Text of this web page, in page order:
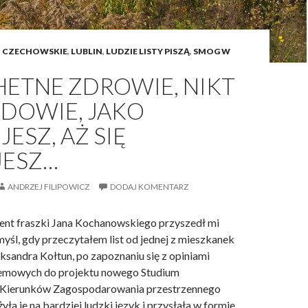
y
c
i
z
a
a
,
j
a
k
o
t
p
a
ł
a
j
k
ę
,
CZECHOWSKIE, LUBLIN, LUDZIE LISTY PISZĄ, SMOG W
ZDROWIE, NIKT
JAKO
AŻ SIĘ
ANDRZEJ FILIPOWICZ DODAJ KOMENTARZ
fraszki Jana Kochanowskiego przyszedł mi
gdy przeczytałem list od jednej z mieszkanek
Kołtun, po zapoznaniu się z opiniami
do projektu nowego Studium
Zagospodarowania przestrzennego
je na bardziej ludzki język i przysłała w formie